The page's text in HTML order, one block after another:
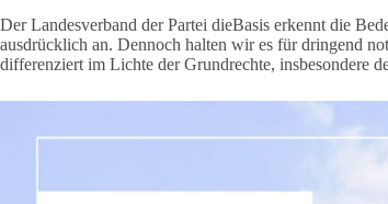
Der Landesverband der Partei dieBasis erkennt die
ausdrücklich an. Dennoch halten wir es für dringend
differenziert im Lichte der Grundrechte, insbesondere